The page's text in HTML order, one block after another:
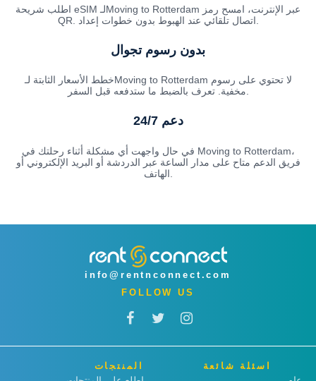
اطلب شريحة eSIM لـMoving to Rotterdam عبر الإنترنت، امسح رمز
بدون رسوم تجوال
خطط الأسعار الثابتة لـMoving to Rotterdam لا تحتوي على رسوم
مخفية. تعرف بالضبط ما ستدفعه قبل السفر.
دعم 24/7
في حال واجهت أي مشكلة أثناء رحلتك في Moving to Rotterdam،
فريق الدعم متاح على مدار الساعة عبر الدردشة أو البريد الإلكتروني أو
الهاتف.
info@rentnconnect.com
FOLLOW US
المنتجات اسئلة شائعة